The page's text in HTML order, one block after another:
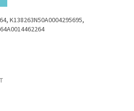
K138263N50A0004295695,